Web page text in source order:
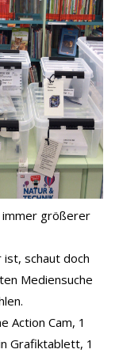
immer größerer
schaut doch
Mediensuche
Action Cam, 1
Grafiktablett, 1